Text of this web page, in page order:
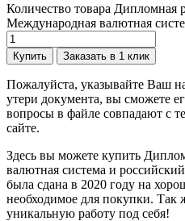
Количество товара Дипломная
Международная валютная
Купить Заказать в 1 клик
Пожалуйста, указывайте Ваш
утери документа, вы сможете
вопросы в файле совпадают с
сайте.
Здесь вы можете купить
валютная система и
была сдана в 2020 году на
необходимое для покупки. Так
уникальную работу под себя!